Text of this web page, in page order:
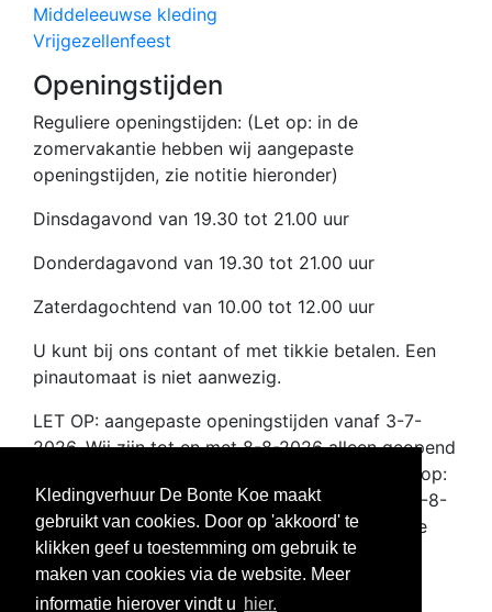
Kledingverhuur De Bonte Koe maakt
gebruikt van cookies. Door op 'akkoord' te
klikken geef u toestemming om gebruik te
maken van cookies via de website. Meer
informatie hierover vindt u hier.
Middeleeuwse kleding
Vrijgezellenfeest
Openingstijden
Reguliere openingstijden: (Let op: in de
zomervakantie hebben wij aangepaste
openingstijden, zie notitie hieronder)
Dinsdagavond van 19.30 tot 21.00 uur
Donderdagavond van 19.30 tot 21.00 uur
Zaterdagochtend van 10.00 tot 12.00 uur
U kunt bij ons contant of met tikkie betalen. Een
pinautomaat is niet aanwezig.
LET OP: aangepaste openingstijden vanaf 3-7-
2026. Wij zijn tot en met 8-8-2026 alleen geopend
op dinsdagavond van 19.30 tot 21.00 uur. Dus op:
7-7-2026, 14-7-2026, 21-7-2026, 28-7-2026, 4-8-
2027. Vanaf 11-8-2026 gelden weer de normale
openingstijden. Tot ziens in de winkel
Klantenservice